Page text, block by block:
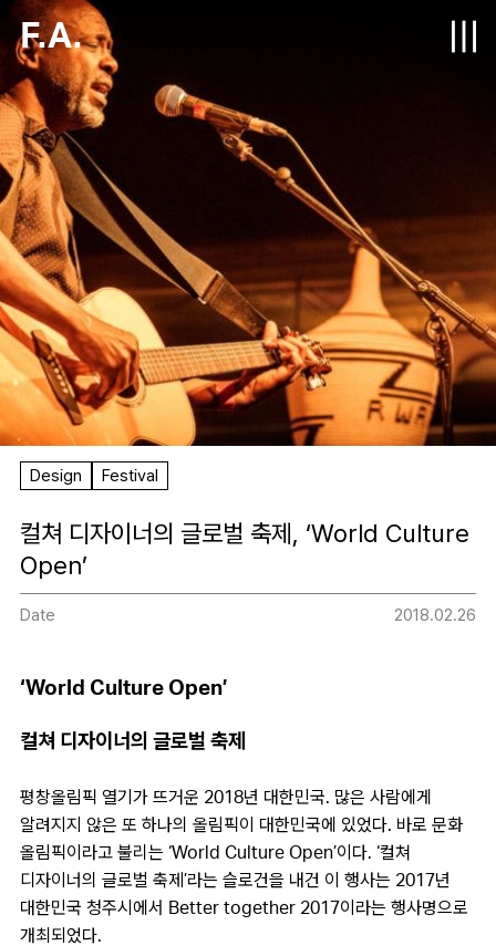
F.A.
Design Festival
컬쳐 디자이너의 글로벌 축제, ‘World Culture
Open’
Date 2018.02.26
‘World Culture Open’
컬쳐 디자이너의 글로벌 축제
평창올림픽 열기가 뜨거운 2018년 대한민국. 많은 사람에게
알려지지 않은 또 하나의 올림픽이 대한민국에 있었다. 바로 문화
올림픽이라고 불리는 ‘World Culture Open’이다. ‘컬쳐
디자이너의 글로벌 축제’라는 슬로건을 내건 이 행사는 2017년
대한민국 청주시에서 Better together 2017이라는 행사명으로
개최되었다.